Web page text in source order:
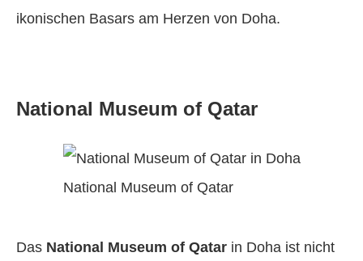
ikonischen Basars am Herzen von Doha.
National Museum of Qatar
National Museum of Qatar
Das National Museum of Qatar in Doha ist nicht